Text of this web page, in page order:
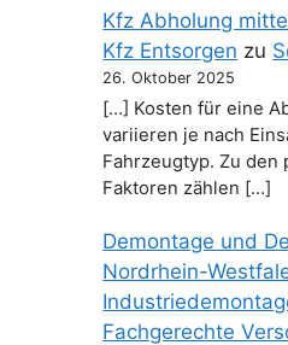
Kfz Abholung
Kfz Entsorgen zu
26. Oktober 2025
[…] Kosten für eine
variieren je nach
Fahrzeugtyp. Zu den
Faktoren zählen […]
Demontage und
Nordrhein-
Fachgerechte